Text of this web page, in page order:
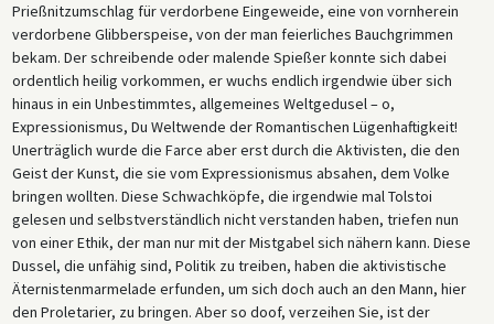
Prießnitzumschlag für verdorbene Eingeweide, eine von vornherein
verdorbene Glibberspeise, von der man feierliches Bauchgrimmen
bekam. Der schreibende oder malende Spießer konnte sich dabei
ordentlich heilig vorkommen, er wuchs endlich irgendwie über sich
hinaus in ein Unbestimmtes, allgemeines Weltgedusel – o,
Expressionismus, Du Weltwende der Romantischen Lügenhaftigkeit!
Unerträglich wurde die Farce aber erst durch die Aktivisten, die den
Geist der Kunst, die sie vom Expressionismus absahen, dem Volke
bringen wollten. Diese Schwachköpfe, die irgendwie mal Tolstoi
gelesen und selbstverständlich nicht verstanden haben, triefen nun
von einer Ethik, der man nur mit der Mistgabel sich nähern kann. Diese
Dussel, die unfähig sind, Politik zu treiben, haben die aktivistische
Äternistenmarmelade erfunden, um sich doch auch an den Mann, hier
den Proletarier, zu bringen. Aber so doof, verzeihen Sie, ist der